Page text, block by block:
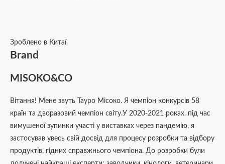
Зроблено в Китаї.
Brand
MISOKO&CO
Вітання! Мене звуть Тауро Місоко. Я чемпіон конкурсів 58
країн та дворазовий чемпіон світу.У 2020-2021 роках. під час
вимушеної зупинки участі у виставках через пандемію, я
застосував увесь свій досвід для процесу розробки та відбору
продуктів, гідних справжнього чемпіона. До розробки були